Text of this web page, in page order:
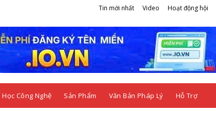
Tin mới nhất Video Hoạt động hội
Công Nghệ Sản Phẩm Văn Bản Pháp Lý Hỗ Trợ